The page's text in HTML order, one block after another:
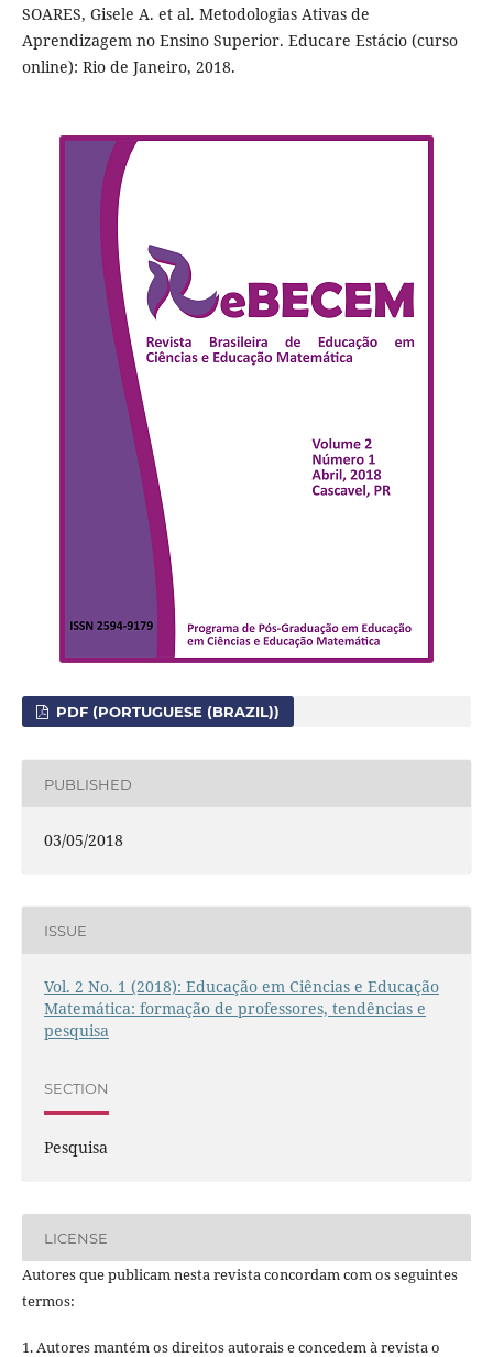
SOARES, Gisele A. et al. Metodologias Ativas de
Aprendizagem no Ensino Superior. Educare Estácio (curso
online): Rio de Janeiro, 2018.
PDF (PORTUGUESE (BRAZIL))
PUBLISHED
03/05/2018
ISSUE
Vol. 2 No. 1 (2018): Educação em Ciências e Educação
Matemática: formação de professores, tendências e
pesquisa
SECTION
Pesquisa
LICENSE
Autores que publicam nesta revista concordam com os seguintes
termos:
1. Autores mantém os direitos autorais e concedem à revista o